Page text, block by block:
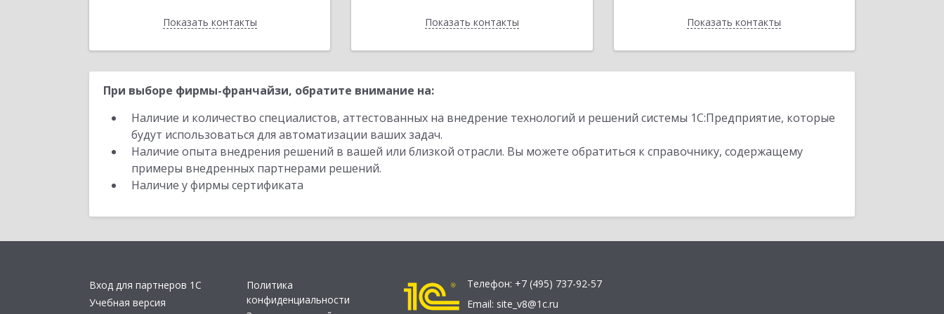
Показать контакты
Назад Показать контакты
Назад Показать контакты
Назад
При выборе фирмы-франчайзи, обратите внимание на:
Наличие и количество специалистов, аттестованных на внедрение технологий и решений системы 1С:Предприятие, которые
будут использоваться для автоматизации ваших задач.
Наличие опыта внедрения решений в вашей или близкой отрасли. Вы можете обратиться к справочнику, содержащему
примеры внедренных партнерами решений.
Наличие у фирмы сертификата
Вход для партнеров 1С
Учебная версия
Политика
конфиденциальности
Телефон: +7 (495) 737-92-57
Email: site_v8@1c.ru